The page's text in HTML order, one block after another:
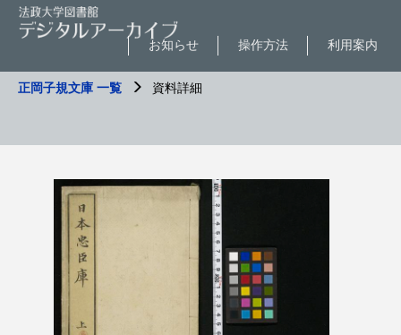
利用案内
操作方法
お知らせ
正岡子規文庫 一覧 資料詳細